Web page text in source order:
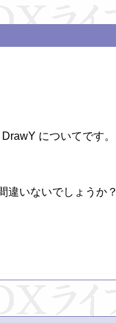
についてです。
違いないでしょうか？